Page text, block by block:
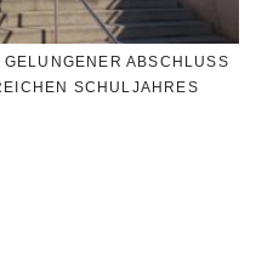
ABSCHLUSS
SCHULJAHRES